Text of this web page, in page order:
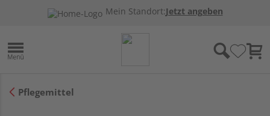
Mein Standort:Jetzt angeben
Pflegemittel